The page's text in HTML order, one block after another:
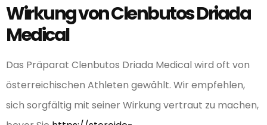
Wirkung von Clenbutos Driada
Medical
Das Präparat Clenbutos Driada Medical wird oft von
österreichischen Athleten gewählt. Wir empfehlen,
sich sorgfältig mit seiner Wirkung vertraut zu machen,